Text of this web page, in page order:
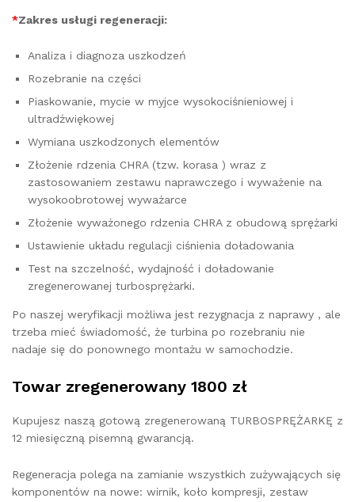
*Zakres usługi regeneracji:
Analiza i diagnoza uszkodzeń
Rozebranie na części
Piaskowanie, mycie w myjce wysokociśnieniowej i
ultradźwiękowej
Wymiana uszkodzonych elementów
Złożenie rdzenia CHRA (tzw. korasa ) wraz z
zastosowaniem zestawu naprawczego i wyważenie na
wysokoobrotowej wyważarce
Złożenie wyważonego rdzenia CHRA z obudową sprężarki
Ustawienie układu regulacji ciśnienia doładowania
Test na szczelność, wydajność i doładowanie
zregenerowanej turbosprężarki.
Po naszej weryfikacji możliwa jest rezygnacja z naprawy , ale
trzeba mieć świadomość, że turbina po rozebraniu nie
nadaje się do ponownego montażu w samochodzie.
Towar zregenerowany 1800 zł
Kupujesz naszą gotową zregenerowaną TURBOSPRĘŻARKĘ z
12 miesięczną pisemną gwarancją.
Regeneracja polega na zamianie wszystkich zużywających się
komponentów na nowe: wirnik, koło kompresji, zestaw